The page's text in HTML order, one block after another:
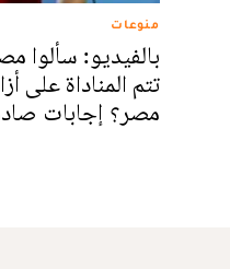
منوعات
بالفيديو: سألوا
تتم المناداة على
مصر؟ إجابات